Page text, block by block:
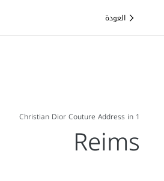
العودة
1 Christian Dior Couture Address in
Reims